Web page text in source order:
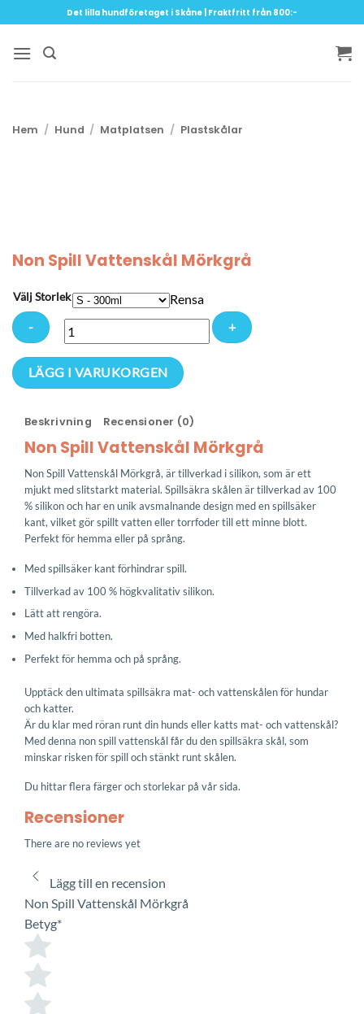
to
content
Det lilla hundföretaget i Skåne | Fraktfritt från 800:-
Hem / Hund / Matplatsen / Plastskålar
Non Spill Vattenskål Mörkgrå
Välj Storlek Rensa
Non
Spill
Mörkgrå
mängd
LÄGG I VARUKORGEN
Beskrivning Recensioner (0)
Non Spill Vattenskål Mörkgrå
Non Spill Vattenskål Mörkgrå, är tillverkad i silikon, som är ett
mjukt med slitstarkt material. Spillsäkra skålen är tillverkad av 100
% silikon och har en unik avsmalnande design med en spillsäker
kant, vilket gör spillt vatten eller torrfoder till ett minne blott.
Perfekt för hemma eller på språng.
Med spillsäker kant förhindrar spill.
Tillverkad av 100 % högkvalitativ silikon.
Lätt att rengöra.
Med halkfri botten.
Perfekt för hemma och på språng.
Upptäck den ultimata spillsäkra mat- och vattenskålen för hundar
och katter.
Är du klar med röran runt din hunds eller katts mat- och vattenskål?
Med denna non spill vattenskål får du den spillsäkra skål, som
minskar risken för spill och stänkt runt skålen.
Du hittar flera färger och storlekar på vår sida.
Recensioner
There are no reviews yet
Lägg till en recension
Non Spill Vattenskål Mörkgrå
Betyg*